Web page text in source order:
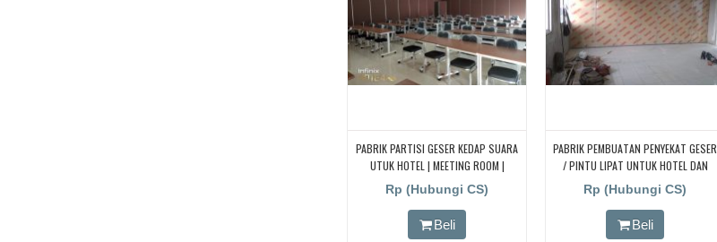
PABRIK PARTISI GESER KEDAP SUARA
UTUK HOTEL | MEETING ROOM |
BALLROOM
Rp (Hubungi CS)
Beli
PABRIK PEMBUATAN PENYEKAT GESER
/ PINTU LIPAT UNTUK HOTEL DAN
CAFFE DAERAH LOMBOK
Rp (Hubungi CS)
Beli